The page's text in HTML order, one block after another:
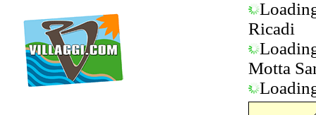
Ricadi
Motta